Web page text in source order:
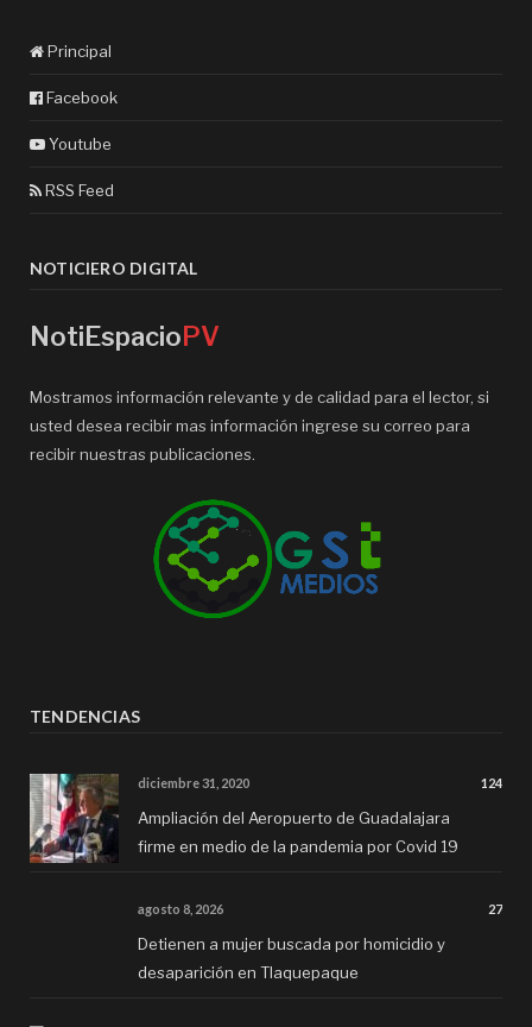
Principal
Facebook
Youtube
RSS Feed
NOTICIERO DIGITAL
NotiEspacioPV
Mostramos información relevante y de calidad para el lector, si
usted desea recibir mas información ingrese su correo para
recibir nuestras publicaciones.
TENDENCIAS
diciembre 31, 2020 124
Ampliación del Aeropuerto de Guadalajara
firme en medio de la pandemia por Covid 19
agosto 8, 2026 27
Detienen a mujer buscada por homicidio y
desaparición en Tlaquepaque